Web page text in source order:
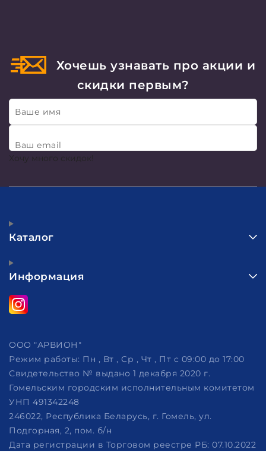
Хочешь узнавать про акции и
скидки первым?
Ваше имя
Ваш email
Хочу много скидок!
Каталог
Информация
ООО "АРВИОН"
Режим работы: Пн , Вт , Ср , Чт , Пт c 09:00 до 17:00
Свидетельство № выдано 1 декабря 2020 г.
Гомельским городским исполнительным комитетом
УНП 491342248
246022, Республика Беларусь, г. Гомель, ул.
Подгорная, 2, пом. б/н
Дата регистрации в Торговом реестре РБ: 07.10.2022